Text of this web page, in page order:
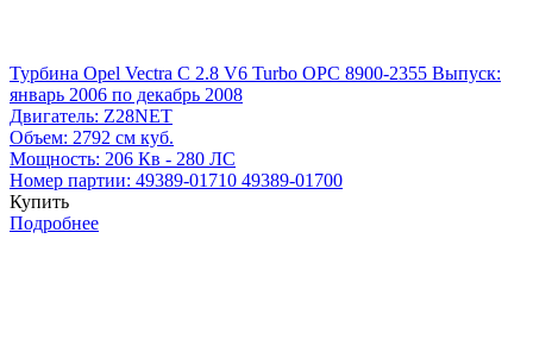
Турбина Opel Vectra C 2.8 V6 Turbo OPC 8900-2355 Выпуск:
январь 2006 по декабрь 2008
Двигатель: Z28NET
Объем: 2792 см куб.
Мощность: 206 Кв - 280 ЛС
Номер партии: 49389-01710 49389-01700
Купить
Подробнее